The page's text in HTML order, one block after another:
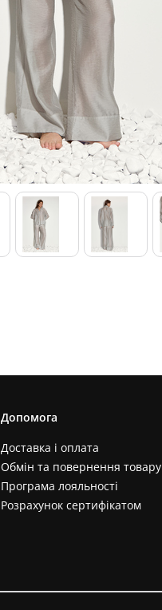
Допомога
Доставка і оплата
Обмін та повернення товару
Програма лояльності
Розрахунок сертифікатом